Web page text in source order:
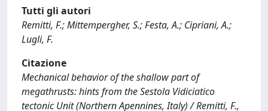
Tutti gli autori
Remitti, F.; Mittempergher, S.; Festa, A.; Cipriani, A.;
Lugli, F.
Citazione
Mechanical behavior of the shallow part of
megathrusts: hints from the Sestola Vidiciatico
tectonic Unit (Northern Apennines, Italy) / Remitti, F.,